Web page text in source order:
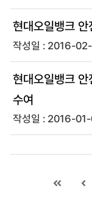
현대오일뱅크 안
2016-
현대오일뱅크
수여
2016-